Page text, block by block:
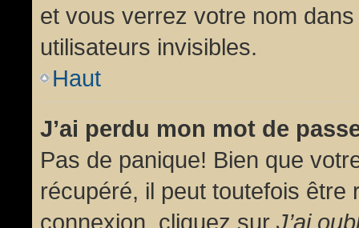
et vous verrez votre nom
utilisateurs invisibles.
Haut
J’ai perdu mon mot de
Pas de panique! Bien que
récupéré, il peut toutefois être
connexion, cliquez sur J’ai